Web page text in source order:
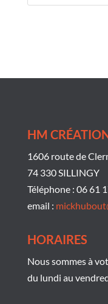
HM
1606 route de
74 330 SILLINGY
Téléphone : 06 61
email :
HORAIRES
Nous sommes à
du lundi au